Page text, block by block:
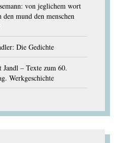
von jeglichem wort
den mund den menschen
Die Gedichte
Jandl – Texte zum 60.
Werkgeschichte